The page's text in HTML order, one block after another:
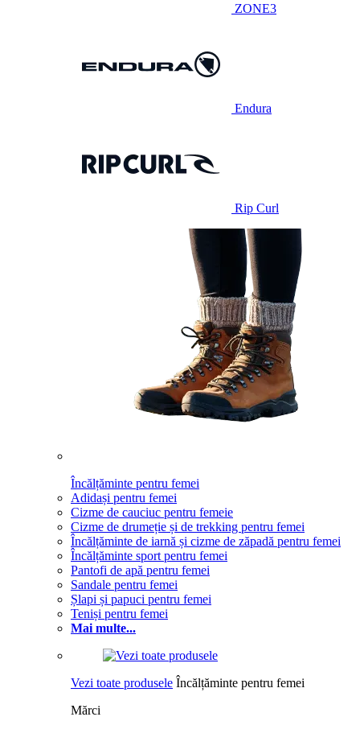
ZONE3
Endura
Rip Curl
Încălțăminte pentru femei
Adidași pentru femei
Cizme de cauciuc pentru femeie
Cizme de drumeție și de trekking pentru femei
Încălțăminte de iarnă și cizme de zăpadă pentru femei
Încălțăminte sport pentru femei
Pantofi de apă pentru femei
Sandale pentru femei
Șlapi și papuci pentru femei
Teniși pentru femei
Mai multe...
Vezi toate produsele Încălțăminte pentru femei
Mărci